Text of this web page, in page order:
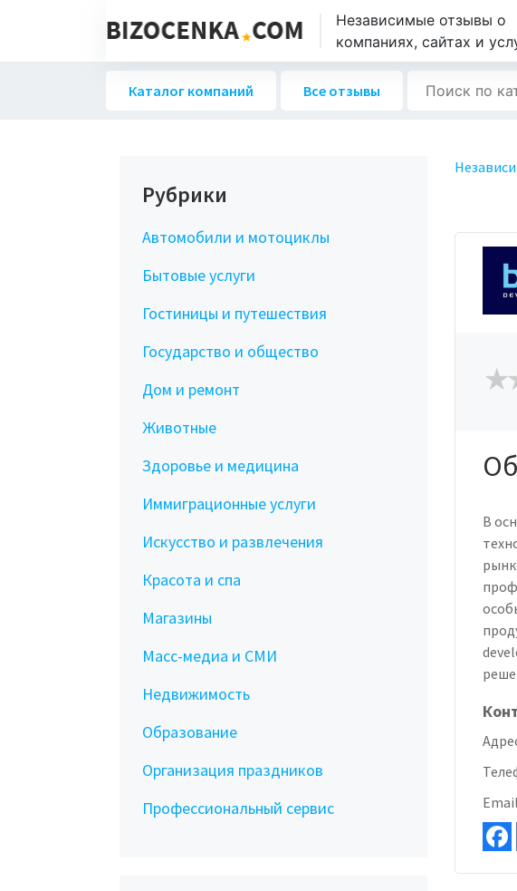
Независимые отзывы о
компаниях, сайтах и
Каталог компаний Все отзывы
В
Рубрики
Автомобили и мотоциклы
Бытовые услуги
Гостиницы и путешествия
Государство и общество
Дом и ремонт
Животные
Здоровье и медицина
Иммиграционные услуги
Искусство и развлечения
Красота и спа
Магазины
Масс-медиа и СМИ
Недвижимость
Образование
Организация праздников
Профессиональный сервис